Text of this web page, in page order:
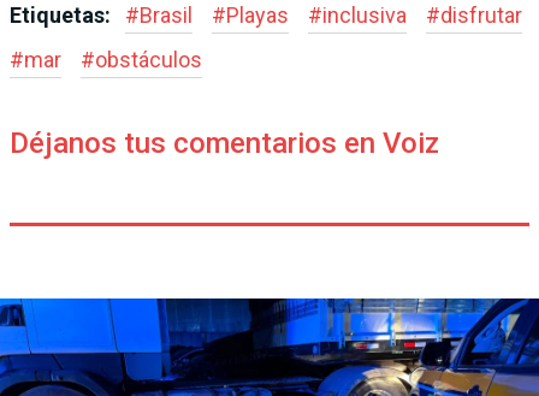
Etiquetas: #Brasil #Playas #inclusiva #disfrutar
#mar #obstáculos
Déjanos tus comentarios en Voiz